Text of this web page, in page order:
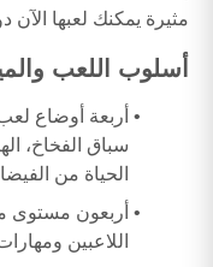
مثيرة يمكنك لعبها الآن
أسلوب اللعب
أربعة أوضاع
سباق الفخاخ،
الحياة من
أربعون مستوى
اللاعبين